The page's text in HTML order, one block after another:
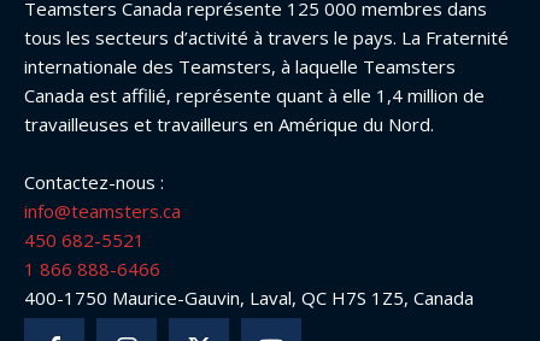
Teamsters Canada représente 125 000 membres dans
tous les secteurs d’activité à travers le pays. La Fraternité
internationale des Teamsters, à laquelle Teamsters
Canada est affilié, représente quant à elle 1,4 million de
travailleuses et travailleurs en Amérique du Nord.
Contactez-nous :
info@teamsters.ca
450 682-5521
1 866 888-6466
400-1750 Maurice-Gauvin, Laval, QC H7S 1Z5, Canada